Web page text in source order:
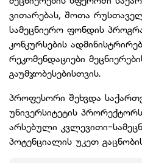
ვითარებას, შოთა
სამეცნიერო ფონდის
კონკურსების
რეკომენდაციები
გაუმჯობესებისთვის.
პროფესორი შეხვდა
უნივერსიტეტის
არსებული კვლევითი-
პოტენციალის უკეთ